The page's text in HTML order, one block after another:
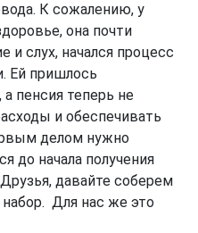
К сожалению, у
она почти
и слух, начался процесс
Ей пришлось
а пенсия теперь не
и обеспечивать
делом нужно
до начала получения
давайте соберем
Для нас же это